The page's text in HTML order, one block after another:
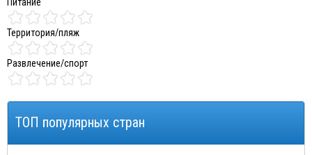
Территория/пляж
Развлечение/спорт
ТОП популярных стран